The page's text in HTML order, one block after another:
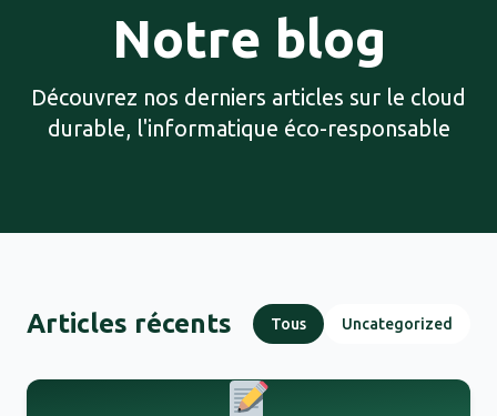
Notre blog
Découvrez nos derniers articles sur le cloud
durable, l'informatique éco-responsable
Articles récents Tous Uncategorized